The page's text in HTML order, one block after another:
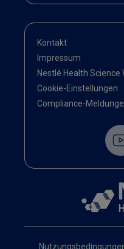
Kontakt
Impressum
Nestlé Health Science
Cookie-Einstellungen
Compliance-